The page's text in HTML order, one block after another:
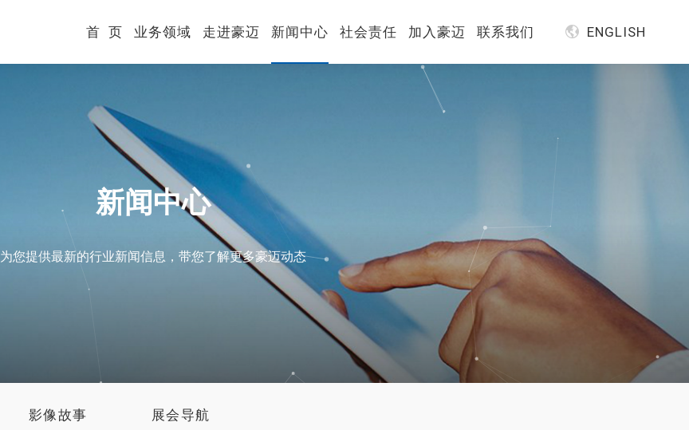
首 页 业务领域 走进豪迈 新闻中心 社会责任 加入豪迈 联系我们 ENGLISH
新闻中心
为您提供最新的行业新闻信息，带您了解更多豪迈动态
影像故事 展会导航